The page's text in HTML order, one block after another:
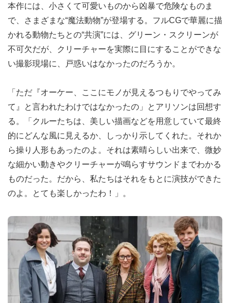
本作には、小さくて可愛いものから凶暴で危険なものま
で、さまざまな“魔法動物”が登場する。フルCGで華麗に描
かれる動物たちとの“共演”には、グリーン・スクリーンが
不可欠だが、クリーチャーを実際に目にすることができな
い撮影現場に、戸惑いはなかったのだろうか。
「ただ『オーケー、ここにモノが見えるつもりでやってみ
て』と言われたわけではなかったの」とアリソンは回想す
る。「クルーたちは、美しい描画などを用意していて最終
的にどんな風に見えるか、しっかり示してくれた。それか
ら操り人形もあったのよ。それは素晴らしい出来で、微妙
な細かい動きやクリーチャーが鳴らすサウンドまでわかる
ものだった。だから、私たちはそれをもとに演技ができた
のよ。とても楽しかったわ！」。